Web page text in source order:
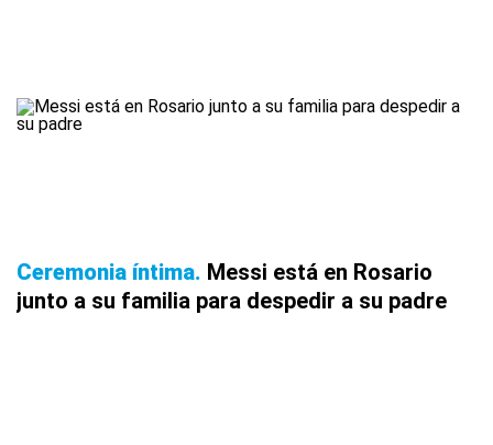
Ceremonia íntima Messi está en Rosario
junto a su familia para despedir a su padre